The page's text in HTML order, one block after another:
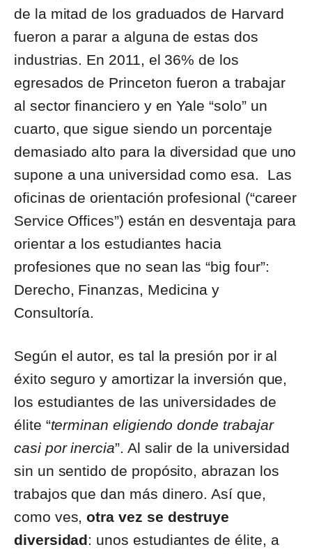
de la mitad de los graduados de Harvard
fueron a parar a alguna de estas dos
industrias. En 2011, el 36% de los
egresados de Princeton fueron a trabajar
al sector financiero y en Yale “solo” un
cuarto, que sigue siendo un porcentaje
demasiado alto para la diversidad que uno
supone a una universidad como esa. Las
oficinas de orientación profesional (“career
Service Offices”) están en desventaja para
orientar a los estudiantes hacia
profesiones que no sean las “big four”:
Derecho, Finanzas, Medicina y
Consultoría.
Según el autor, es tal la presión por ir al
éxito seguro y amortizar la inversión que,
los estudiantes de las universidades de
élite “terminan eligiendo donde trabajar
casi por inercia”. Al salir de la universidad
sin un sentido de propósito, abrazan los
trabajos que dan más dinero. Así que,
como ves,otra vez se destruye
diversidad: unos estudiantes de élite, a